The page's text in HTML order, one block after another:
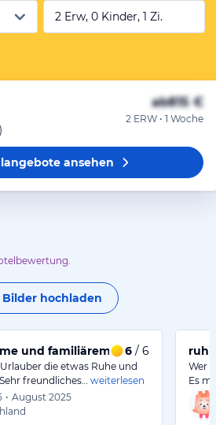
2 Erw, 0 Kinder, 1 Zi.
ab815 €
2 ERW • 1 Woche
ansehen
Bilder hochladen
und familiärem Flair
6 / 6
die etwas Ruhe und
freundliches…
weiterlesen
• August 2025
Wer
Es